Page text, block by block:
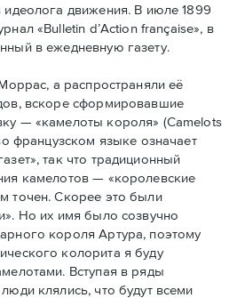
идеолога движения. В июле 1899
«Bulletin d’Action française», в
в ежедневную газету.
а распространяли её
вскоре сформировавшие
— «камелоты короля» (Camelots
французском языке означает
так что традиционный
камелотов — «королевские
точен. Скорее это были
Но их имя было созвучно
короля Артура, поэтому
колорита я буду
Вступая в ряды
клялись, что будут всеми